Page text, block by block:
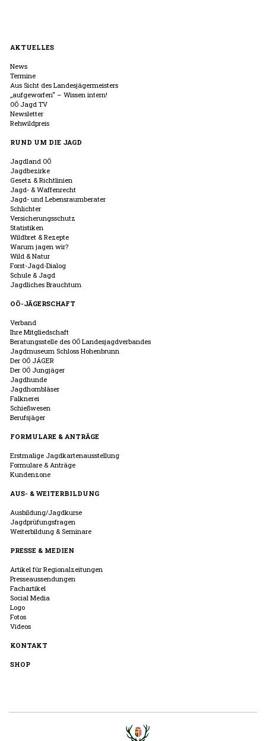
AKTUELLES
News
Termine
Aus Sicht des Landesjägermeisters
„aufgeworfen“ – Wissen intern!
OÖ Jagd TV
Newsletter
Rehwildpreis
RUND UM DIE JAGD
Jagdland OÖ
Jagdbezirke
Gesetz & Richtlinien
Jagd- & Waffenrecht
Jagd- und Lebensraumberater
Schlichter
Versicherungsschutz
Statistiken
Wildbret & Rezepte
Warum jagen wir?
Wild & Natur
Forst-Jagd-Dialog
Schule & Jagd
Jagdliches Brauchtum
OÖ-JÄGERSCHAFT
Verband
Ihre Mitgliedschaft
Beratungsstelle des OÖ Landesjagdverbandes
Jagdmuseum Schloss Hohenbrunn
Der OÖ JÄGER
Der OÖ Jungjäger
Jagdhunde
Jagdhornbläser
Falknerei
Schießwesen
Berufsjäger
FORMULARE & ANTRÄGE
Erstmalige Jagdkartenausstellung
Formulare & Anträge
Kundenzone
AUS- & WEITERBILDUNG
Ausbildung/Jagdkurse
Jagdprüfungsfragen
Weiterbildung & Seminare
PRESSE & MEDIEN
Artikel für Regionalzeitungen
Presseaussendungen
Fachartikel
Social Media
Logo
Fotos
Videos
KONTAKT
SHOP